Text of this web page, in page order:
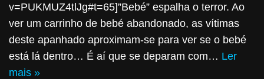
v=PUKMUZ4tlJg#t=65]”Bebé” espalha o terror. Ao
ver um carrinho de bebé abandonado, as vítimas
deste apanhado aproximam-se para ver se o bebé
está lá dentro… É aí que se deparam com… Ler
mais »